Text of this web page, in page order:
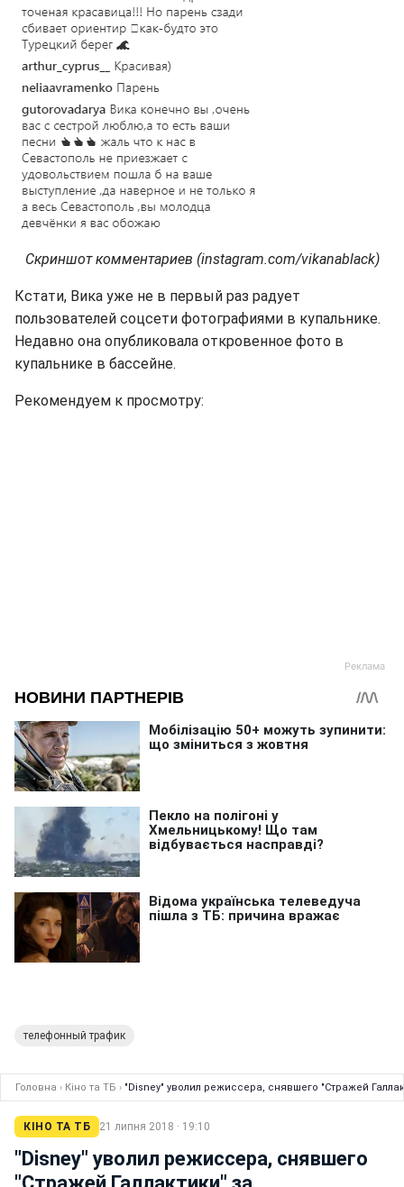
Скриншот комментариев (instagram.com/vikanablack)
Кстати, Вика уже не в первый раз радует
пользователей соцсети фотографиями в купальнике.
Недавно она опубликовала откровенное фото в
купальнике в бассейне.
Рекомендуем к просмотру:
телефонный трафик
Головна › Кіно та ТБ › "Disney" уволил режиссера, снявшего "Стражей
КІНО ТА ТБ 21 липня 2018 · 19:10
"Disney" уволил режиссера, снявшего